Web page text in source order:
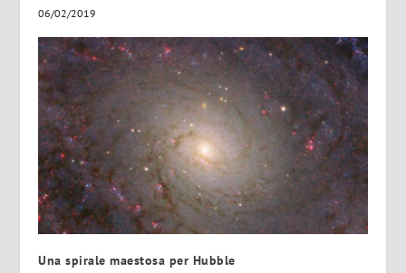
06/02/2019
Una spirale maestosa per Hubble